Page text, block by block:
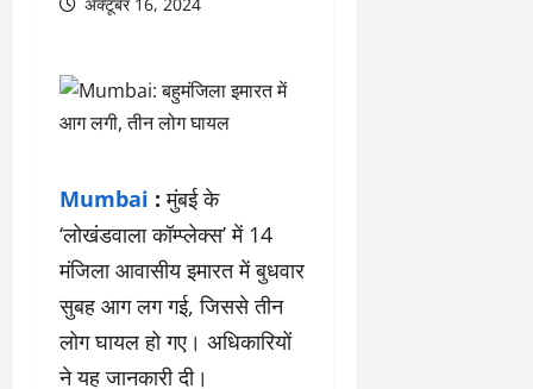
Mumbai : मुंबई के
‘लोखंडवाला कॉम्प्लेक्स’ में 14
मंजिला आवासीय इमारत में बुधवार
सुबह आग लग गई, जिससे तीन
लोग घायल हो गए। अधिकारियों
ने यह जानकारी दी।